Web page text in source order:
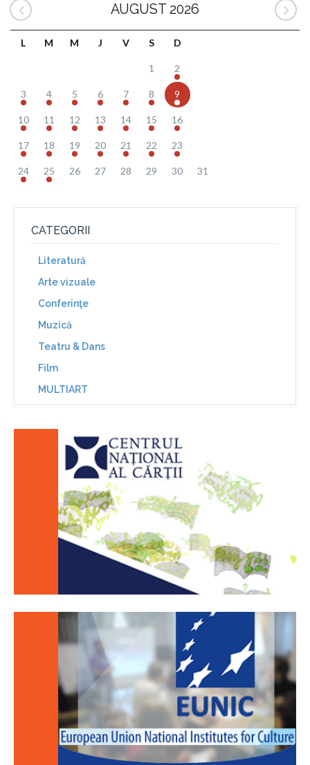
AUGUST 2026
L M M J V S D
1 2
3 4 5 6 7 8 9
10 11 12 13 14 15 16
17 18 19 20 21 22 23
24 25 26 27 28 29 30 31
CATEGORII
Literatură
Arte vizuale
Conferinţe
Muzică
Teatru & Dans
Film
MULTIART